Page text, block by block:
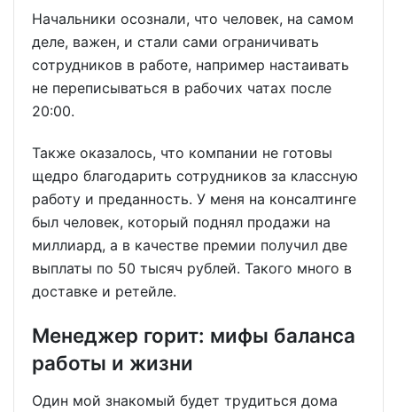
Начальники осознали, что человек, на самом
деле, важен, и стали сами ограничивать
сотрудников в работе, например настаивать
не переписываться в рабочих чатах после
20:00.
Также оказалось, что компании не готовы
щедро благодарить сотрудников за классную
работу и преданность. У меня на консалтинге
был человек, который поднял продажи на
миллиард, а в качестве премии получил две
выплаты по 50 тысяч рублей. Такого много в
доставке и ретейле.
Менеджер горит: мифы баланса
работы и жизни
Один мой знакомый будет трудиться дома